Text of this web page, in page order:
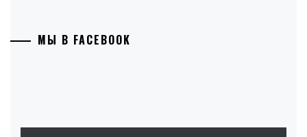
МЫ В FACEBOOK